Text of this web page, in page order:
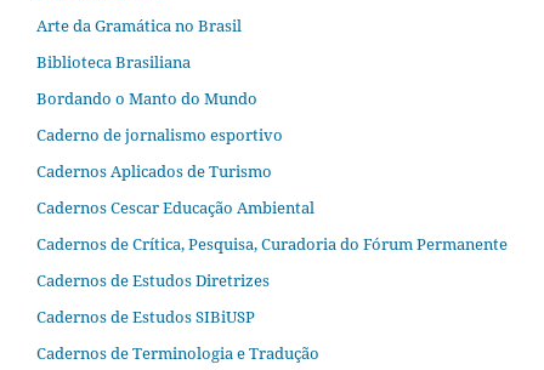
Arte da Gramática no Brasil
Biblioteca Brasiliana
Bordando o Manto do Mundo
Caderno de jornalismo esportivo
Cadernos Aplicados de Turismo
Cadernos Cescar Educação Ambiental
Cadernos de Crítica, Pesquisa, Curadoria do Fórum Permanente
Cadernos de Estudos Diretrizes
Cadernos de Estudos SIBiUSP
Cadernos de Terminologia e Tradução